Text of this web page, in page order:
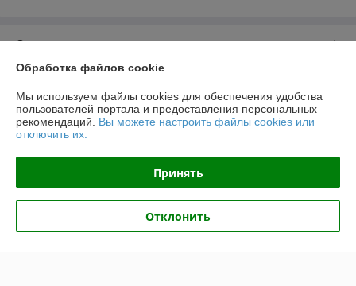
О нас
Доставка и оплата
График работы
Политика обработки cookies
Обработка файлов cookie
Мы используем файлы cookies для обеспечения удобства
пользователей портала и предоставления персональных
рекомендаций. Вы можете настроить файлы cookies или
отключить их.
Принять
Отклонить